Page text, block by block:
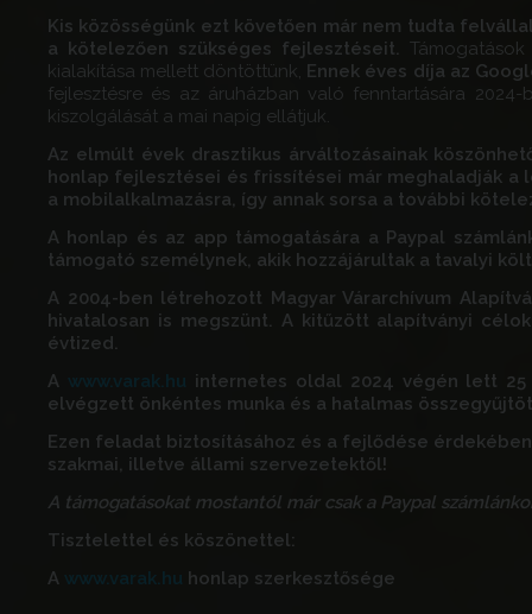
Kis közösségünk ezt követően már nem tudta
a kötelezően szükséges fejlesztéseit.
kialakítása mellett döntöttünk, Ennek éves díja az
fejlesztésre és az áruházban való fenntartására
kiszolgálását a mai napig ellátjuk.
Az elmúlt évek drasztikus árváltozásainak
honlap fejlesztései és frissítései már meghaladják
a mobilalkalmazásra, így annak sorsa a további
A honlap és az app támogatására a Paypal
támogató személynek, akik hozzájárultak a tavalyi
A 2004-ben létrehozott Magyar Várarchívum
hivatalosan is megszünt. A kitűzött alapítványi
évtized.
A www.varak.hu internetes oldal 2024 végén lett 25
elvégzett önkéntes munka és a hatalmas
Ezen feladat biztosításához és a fejlődése
szakmai, illetve állami szervezetektől!
A támogatásokat mostantól már csak a Paypal
Tisztelettel és köszönettel:
A www.varak.hu honlap szerkesztősége